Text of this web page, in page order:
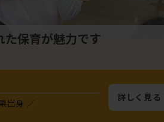
た保育が魅力です
出身
詳しく見る